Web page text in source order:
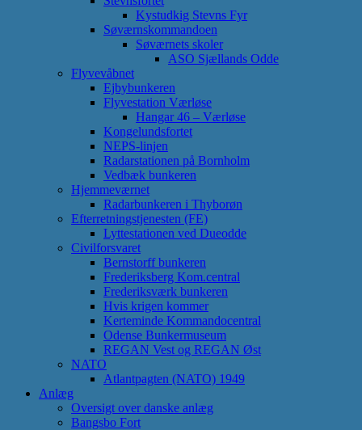
Kystudkig Stevns Fyr
Søværnskommandoen
Søværnets skoler
ASO Sjællands Odde
Flyvevåbnet
Ejbybunkeren
Flyvestation Værløse
Hangar 46 – Værløse
Kongelundsfortet
NEPS-linjen
Radarstationen på Bornholm
Vedbæk bunkeren
Hjemmeværnet
Radarbunkeren i Thyborøn
Efterretningstjenesten (FE)
Lyttestationen ved Dueodde
Civilforsvaret
Bernstorff bunkeren
Frederiksberg Kom.central
Frederiksværk bunkeren
Hvis krigen kommer
Kerteminde Kommandocentral
Odense Bunkermuseum
REGAN Vest og REGAN Øst
NATO
Atlantpagten (NATO) 1949
Anlæg
Oversigt over danske anlæg
Bangsbo Fort